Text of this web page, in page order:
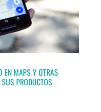
EN MAPS Y OTRAS
PRODUCTOS